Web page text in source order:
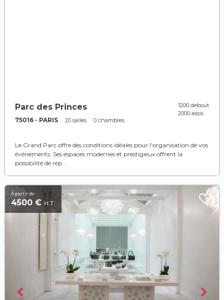
Parc des Princes
75016 - PARIS 20 salles 0 chambres
1200 debout
2000 assis
Le Grand Parc offre des conditions idéales pour l'organisation de vos
événements. Ses espaces modernes et prestigieux offrent la
possibilité de rép...
À partir de
4500 € H.T